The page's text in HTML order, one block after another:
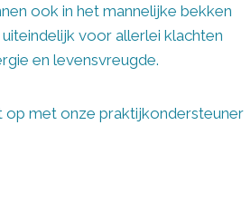
ook in het mannelijke bekken
voor allerlei klachten
en levensvreugde.
op met onze praktijkondersteuner